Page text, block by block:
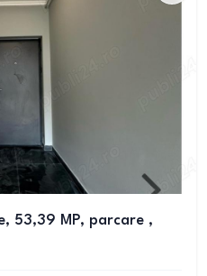
53,39 MP, parcare ,